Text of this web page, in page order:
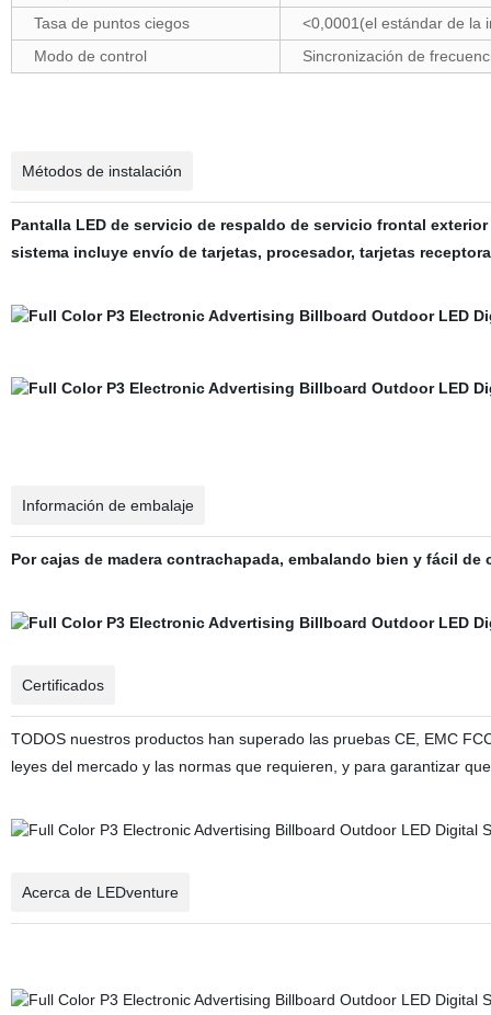
Tasa de puntos ciegos
<0,0001(el estándar de la
Modo de control
Sincronización de
Métodos de instalación
Pantalla LED de servicio de respaldo de servicio frontal
sistema incluye envío de tarjetas, procesador, tarjetas
Información de embalaje
Por cajas de madera contrachapada, embalando bien y fácil de
Certificados
TODOS nuestros productos han superado las pruebas CE, EMC
leyes del mercado y las normas que requieren, y para garantizar
Acerca de LEDventure